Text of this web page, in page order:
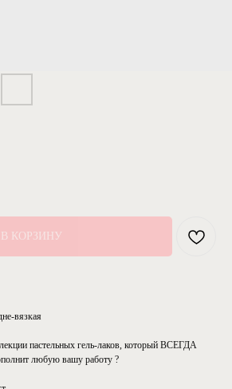
В КОРЗИНУ
вязкая
пастельных гель-лаков, который ВСЕГДА
любую вашу работу ?